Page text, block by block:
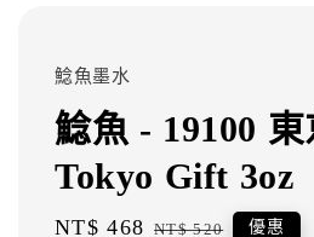
鯰魚墨水
鯰魚 - 19100
Tokyo Gift 3oz
Sale
NT$ 468 Regular
NT$ 520 優惠